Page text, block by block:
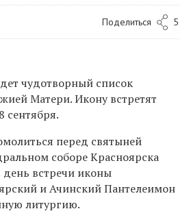
Поделиться 5
чудотворный список
Матери. Икону встретят
сентября.
перед святыней
соборе Красноярска
день встречи иконы
и Ачинский Пантелеимон
литургию.